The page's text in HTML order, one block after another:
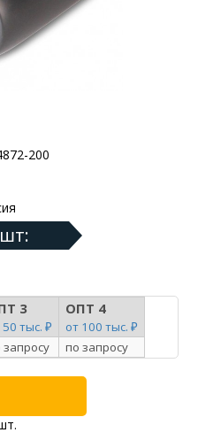
200
3
50 тыс. ₽
ОПТ 4
от 100 тыс. ₽
запросу по запросу